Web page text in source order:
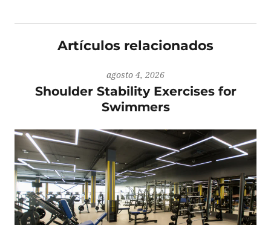
Artículos relacionados
agosto 4, 2026
Shoulder Stability Exercises for
Swimmers